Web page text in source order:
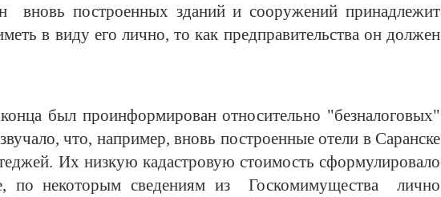
вновь построенных зданий и сооружений принадлежит
в виду его лично, то как предправительства он должен
был проинформирован относительно "безналоговых"
что, например, вновь построенные отели в Саранске
Их низкую кадастровую стоимость сформулировало
по некоторым сведениям из Госкомимущества лично